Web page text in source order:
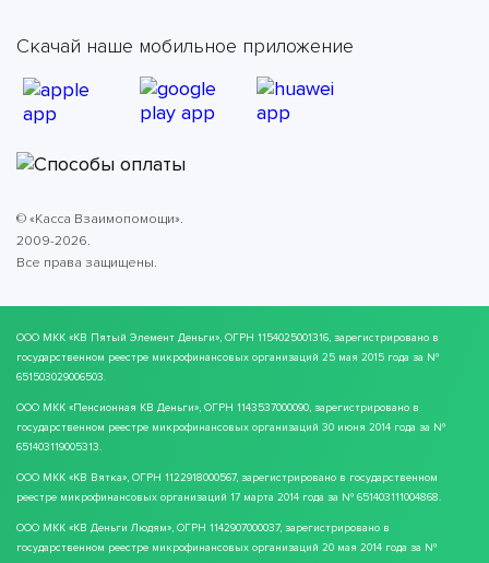
Скачай наше мобильное приложение
© «Касса Взаимопомощи».
2009-2026.
Все права защищены.
ООО МКК «КВ Пятый Элемент Деньги», ОГРН 1154025001316, зарегистрировано в
государственном реестре микрофинансовых организаций 25 мая 2015 года за №
651503029006503.
ООО МКК «Пенсионная КВ Деньги», ОГРН 1143537000090, зарегистрировано в
государственном реестре микрофинансовых организаций 30 июня 2014 года за №
651403119005313.
ООО МКК «КВ Вятка», ОГРН 1122918000567, зарегистрировано в государственном
реестре микрофинансовых организаций 17 марта 2014 года за № 651403111004868.
ООО МКК «КВ Деньги Людям», ОГРН 1142907000037, зарегистрировано в
государственном реестре микрофинансовых организаций 20 мая 2014 года за №